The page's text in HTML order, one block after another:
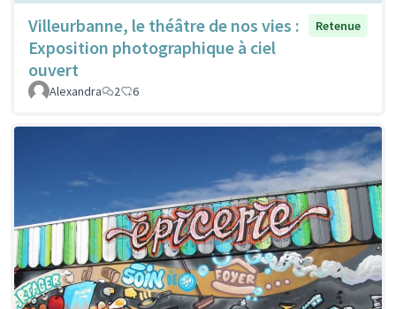
Villeurbanne, le théâtre de nos vies :
Exposition photographique à ciel
ouvert
Retenue
Alexandra 2 6